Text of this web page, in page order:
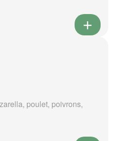
poulet, poivrons,